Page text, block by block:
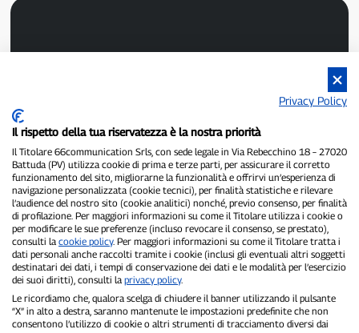
Registrierungsnummer 1/2021 vom 1.2.2021 – Gericht Pavia.
Inhaber und Herausgeber:66communication Srls– USt-IdNr.
02798890188.
Chefredakteur:Alessandro Secchi– Stellvertretender Chefredakteur:
Federico Benedusi.
Datenschutzrichtlinie–Cookie-Richtlinie
„Wenn es wirklich passiert ist, findet man es auf P300.it.“
Copyright © P300.it 2012–2026
Privacy Policy
Il rispetto della tua riservatezza è la nostra priorità
Il Titolare 66communication Srls, con sede legale in Via Rebecchino 18 – 27020
Battuda (PV) utilizza cookie di prima e terze parti, per assicurare il corretto
funzionamento del sito, migliorarne la funzionalità e offrirvi un’esperienza di
navigazione personalizzata (cookie tecnici), per finalità statistiche e rilevare
l’audience del nostro sito (cookie analitici) nonché, previo consenso, per finalità
di profilazione. Per maggiori informazioni su come il Titolare utilizza i cookie o
per modificare le sue preferenze (incluso revocare il consenso, se prestato),
consulti la cookie policy. Per maggiori informazioni su come il Titolare tratta i
dati personali anche raccolti tramite i cookie (inclusi gli eventuali altri soggetti
destinatari dei dati, i tempi di conservazione dei dati e le modalità per l’esercizio
dei suoi diritti), consulti la privacy policy.
Le ricordiamo che, qualora scelga di chiudere il banner utilizzando il pulsante
“X” in alto a destra, saranno mantenute le impostazioni predefinite che non
consentono l’utilizzo di cookie o altri strumenti di tracciamento diversi dai